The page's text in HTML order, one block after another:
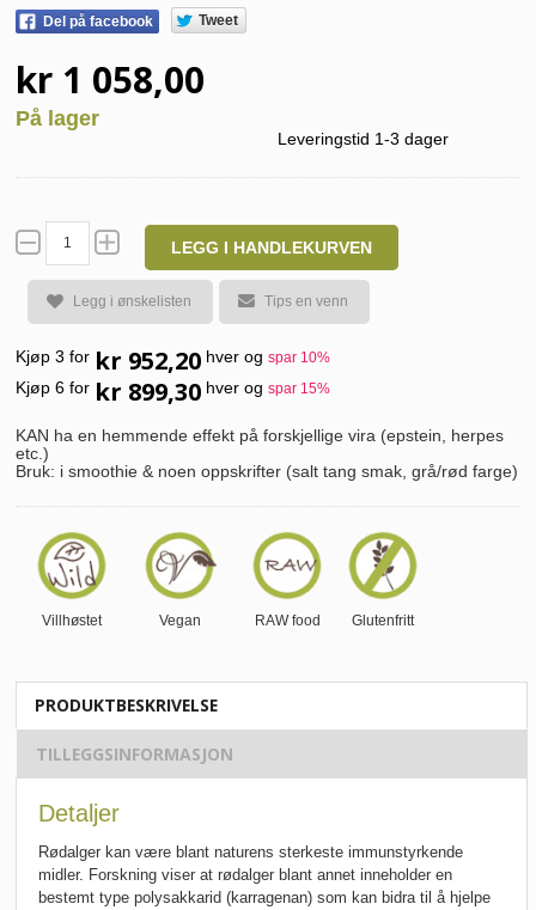
Del på facebook Tweet
kr 1 058,00
På lager
Leveringstid 1-3 dager
LEGG I HANDLEKURVEN
Legg i ønskelisten Tips en venn
Kjøp 3 for kr 952,20 hver og spar 10%
Kjøp 6 for kr 899,30 hver og spar 15%
KAN ha en hemmende effekt på forskjellige vira (epstein, herpes
etc.)
Bruk: i smoothie & noen oppskrifter (salt tang smak, grå/rød farge)
Villhøstet Vegan RAW food Glutenfritt
PRODUKTBESKRIVELSE
TILLEGGSINFORMASJON
Detaljer
Rødalger kan være blant naturens sterkeste immunstyrkende
midler. Forskning viser at rødalger blant annet inneholder en
bestemt type polysakkarid (karragenan) som kan bidra til å hjelpe